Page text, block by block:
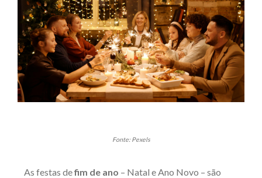
Fonte: Pexels
As festas defim de ano – Natal e Ano Novo – são